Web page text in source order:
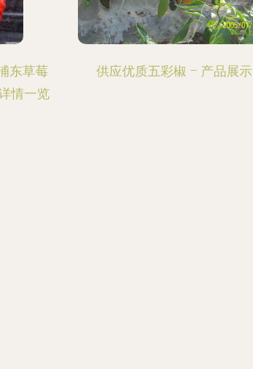
东草莓
情一览
供应优质五彩椒 – 产品展示